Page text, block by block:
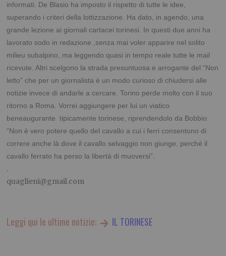
informati. De Blasio ha imposto il rispetto di tutte le idee,
superando i criteri della lottizzazione. Ha dato, in agendo, una
grande lezione ai giornali cartacei torinesi. In questi due anni ha
lavorato sodo in redazione ,senza mai voler apparire nel solito
milieu subalpino, ma leggendo quasi in tempo reale tutte le mail
ricevute. Altri scelgono la strada presuntuosa e arrogante del “Non
letto” che per un giornalista è un modo curioso di chiudersi alle
notizie invece di andarle a cercare. Torino perde molto con il suo
ritorno a Roma. Vorrei aggiungere per lui un viatico
beneaugurante tipicamente torinese, riprendendolo da Bobbio:
“Non è vero potere quello del cavallo a cui i ferri consentono di
correre anche là dove il cavallo selvaggio non giunge, perché il
cavallo ferrato ha perso la libertà di muoversi”.
.
quaglieni@gmail.com
Leggi qui le ultime notizie: IL TORINESE